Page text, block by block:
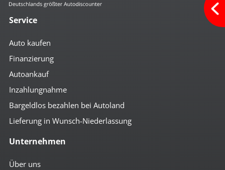
Service
Auto kaufen
Finanzierung
Autoankauf
Inzahlungnahme
Bargeldlos bezahlen bei Autoland
Lieferung in Wunsch-Niederlassung
Unternehmen
Über uns